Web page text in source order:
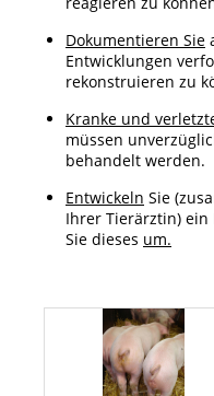
Dokumentieren Sie
Entwicklungen
rekonstruieren zu
Kranke und
müssen
behandelt werden.
Entwickeln Sie
Ihrer Tierärztin) ein
Sie dieses um.